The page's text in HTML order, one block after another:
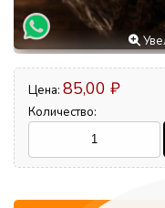
Цена: 85,00 ₽
Количество: